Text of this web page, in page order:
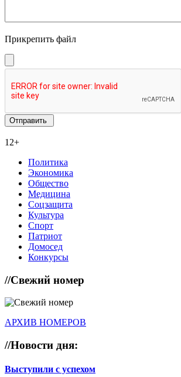
Прикрепить файл
12+
Политика
Экономика
Общество
Медицина
Соцзащита
Культура
Спорт
Патриот
Домосед
Конкурсы
//Свежий номер
АРХИВ НОМЕРОВ
//Новости дня:
Выступили с успехом